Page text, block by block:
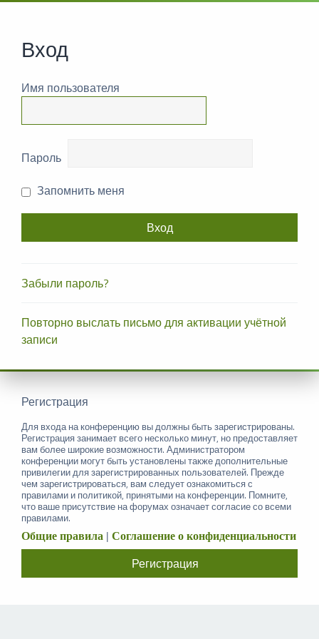
Вход
Имя пользователя
Пароль
Запомнить меня
Забыли пароль?
Повторно выслать письмо для активации учётной
записи
Регистрация
Для входа на конференцию вы должны быть зарегистрированы.
Регистрация занимает всего несколько минут, но предоставляет
вам более широкие возможности. Администратором
конференции могут быть установлены также дополнительные
привилегии для зарегистрированных пользователей. Прежде
чем зарегистрироваться, вам следует ознакомиться с
правилами и политикой, принятыми на конференции. Помните,
что ваше присутствие на форумах означает согласие со всеми
правилами.
Общие правила | Соглашение о конфиденциальности
Регистрация